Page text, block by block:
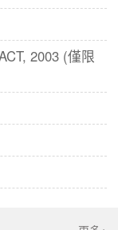
2003 (僅限